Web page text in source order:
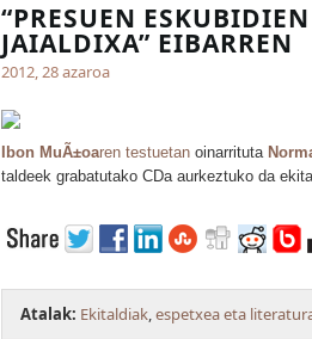
“PRESUEN
JAIALDIXA” EIBARREN
2012, 28 azaroa
Ibon MuÃ±oaren testuetan oinarrituta
taldeek grabatutako CDa aurkeztuko da
Atalak: Ekitaldiak,espetxea eta